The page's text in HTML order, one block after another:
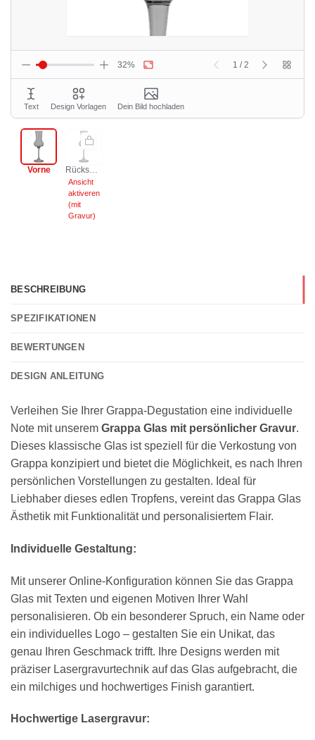
BESCHREIBUNG
SPEZIFIKATIONEN
BEWERTUNGEN
DESIGN ANLEITUNG
Verleihen Sie Ihrer Grappa-Degustation eine individuelle
Note mit unserem Grappa Glas mit persönlicher Gravur.
Dieses klassische Glas ist speziell für die Verkostung von
Grappa konzipiert und bietet die Möglichkeit, es nach Ihren
persönlichen Vorstellungen zu gestalten. Ideal für
Liebhaber dieses edlen Tropfens, vereint das Grappa Glas
Ästhetik mit Funktionalität und personalisiertem Flair.
Individuelle Gestaltung:
Mit unserer Online-Konfiguration können Sie das Grappa
Glas mit Texten und eigenen Motiven Ihrer Wahl
personalisieren. Ob ein besonderer Spruch, ein Name oder
ein individuelles Logo – gestalten Sie ein Unikat, das
genau Ihren Geschmack trifft. Ihre Designs werden mit
präziser Lasergravurtechnik auf das Glas aufgebracht, die
ein milchiges und hochwertiges Finish garantiert.
Hochwertige Lasergravur: